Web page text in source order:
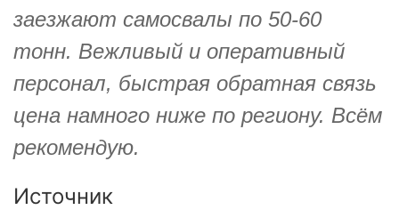
заезжают самосвалы по 50-60
тонн. Вежливый и оперативный
персонал, быстрая обратная связь
цена намного ниже по региону. Всём
рекомендую.
Источник